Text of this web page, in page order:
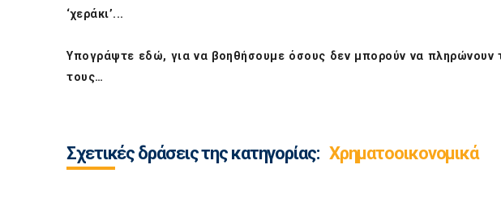
‘χεράκι’...
Υπογράψτε εδώ, για να βοηθήσουμε όσους δεν μπορούν να πληρώνουν
τους…
Σχετικές δράσεις της κατηγορίας: Χρηματοοικονομικά